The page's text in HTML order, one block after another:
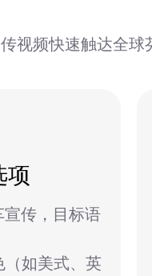
视频快速触达全球
项
传，目标语
如美式、英